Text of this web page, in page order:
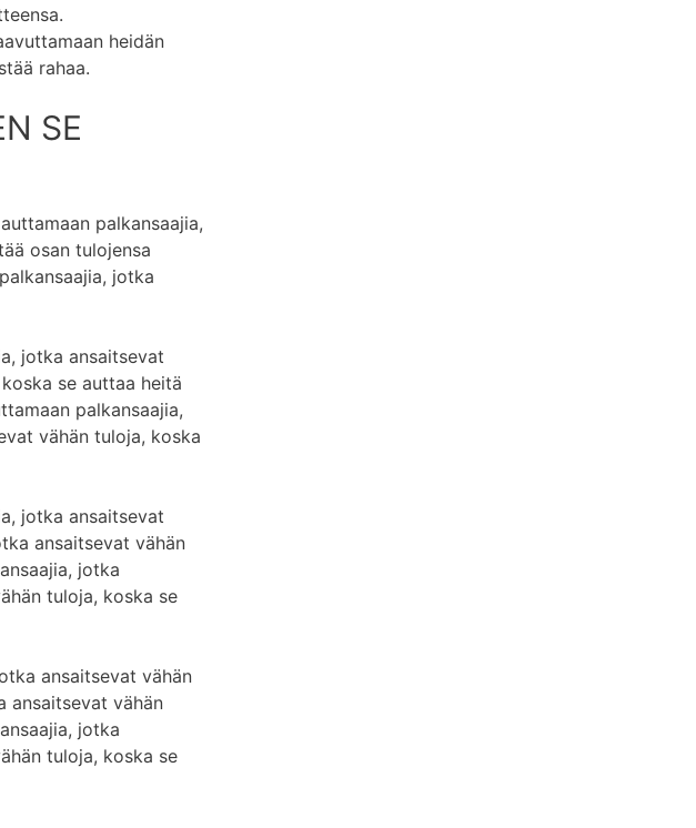
heidän
rahaa.
SE
palkansaajia,
osan tulojensa
jotka
jotka ansaitsevat
se auttaa heitä
palkansaajia,
vähän tuloja, koska
jotka ansaitsevat
ansaitsevat vähän
jotka
tuloja, koska se
ansaitsevat vähän
ansaitsevat vähän
jotka
tuloja, koska se